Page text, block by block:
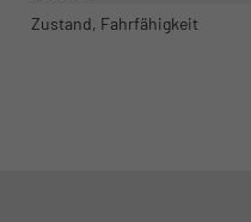
Zustand, Fahrfähigkeit